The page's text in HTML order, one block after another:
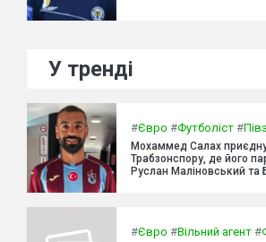
У тренді
#Євро #Футболіст #
Мохаммед Салах
Трабзонспору, де його
Руслан Маліновський та
#Євро #Вільний агент #